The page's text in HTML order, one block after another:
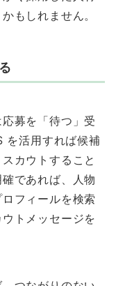
もしれません。
募を「待つ」受
を活用すれば候補
カウトすること
であれば、人物
フィールを検索
トメッセージを